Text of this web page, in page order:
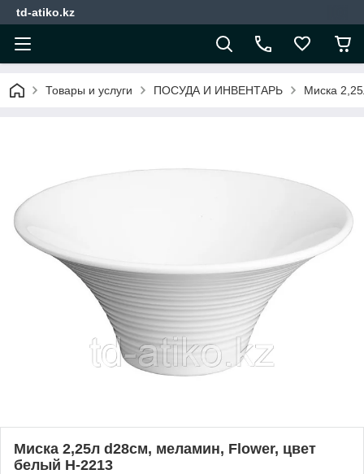
td-atiko.kz
Товары и услуги ПОСУДА И ИНВЕНТАРЬ Миска
Миска 2,25л d28см, меламин, Flower, цвет
белый H-2213